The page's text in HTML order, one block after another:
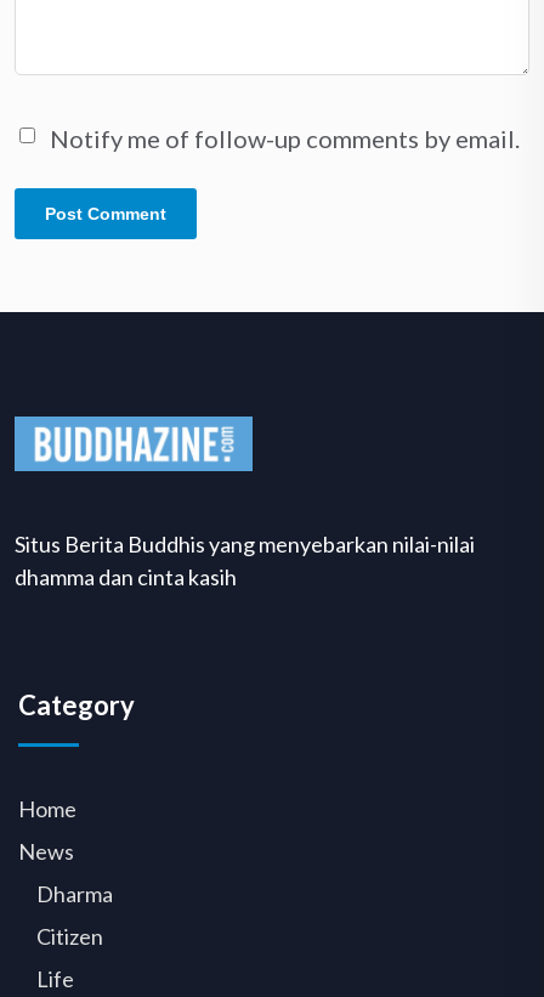
Notify me of follow-up comments by email.
Situs Berita Buddhis yang menyebarkan nilai-nilai
dhamma dan cinta kasih
Category
Home
News
Dharma
Citizen
Life